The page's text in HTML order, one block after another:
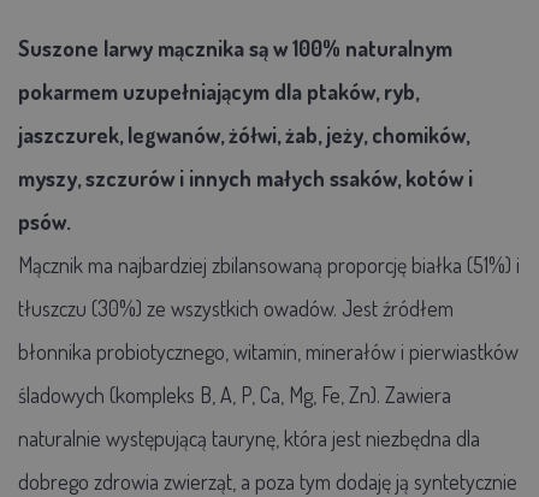
Suszone larwy mącznika są w 100% naturalnym
pokarmem uzupełniającym dla ptaków, ryb,
jaszczurek, legwanów, żółwi, żab, jeży, chomików,
myszy, szczurów i innych małych ssaków, kotów i
psów.
Mącznik ma najbardziej zbilansowaną proporcję białka (51%) i
tłuszczu (30%) ze wszystkich owadów. Jest źródłem
błonnika probiotycznego, witamin, minerałów i pierwiastków
śladowych (kompleks B, A, P, Ca, Mg, Fe, Zn). Zawiera
naturalnie występującą taurynę, która jest niezbędna dla
dobrego zdrowia zwierząt, a poza tym dodaję ją syntetycznie